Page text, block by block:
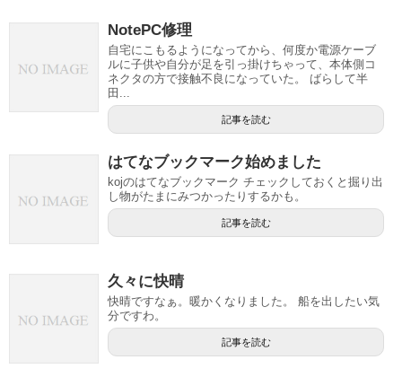
NotePC修理
自宅にこもるようになってから、何度か電源ケーブ
ルに子供や自分が足を引っ掛けちゃって、本体側コ
ネクタの方で接触不良になっていた。 ばらして半
田...
記事を読む
はてなブックマーク始めました
kojのはてなブックマーク チェックしておくと掘り出
し物がたまにみつかったりするかも。
記事を読む
久々に快晴
快晴ですなぁ。暖かくなりました。 船を出したい気
分ですわ。
記事を読む